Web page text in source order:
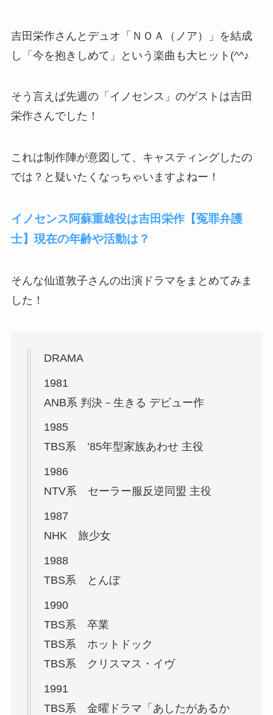
吉田栄作さんとデュオ「ＮＯＡ（ノア）」を結成
し「今を抱きしめて」という楽曲も大ヒット(^^♪
そう言えば先週の「イノセンス」のゲストは吉田
栄作さんでした！
これは制作陣が意図して、キャスティングしたの
では？と疑いたくなっちゃいますよねー！
イノセンス阿蘇重雄役は吉田栄作【冤罪弁護
士】現在の年齢や活動は？
そんな仙道敦子さんの出演ドラマをまとめてみま
した！
DRAMA
1981
ANB系 判決－生きる デビュー作
1985
TBS系 ’85年型家族あわせ 主役
1986
NTV系 セーラー服反逆同盟 主役
1987
NHK 旅少女
1988
TBS系 とんぼ
1990
TBS系 卒業
TBS系 ホットドック
TBS系 クリスマス・イヴ
1991
TBS系 金曜ドラマ「あしたがあるか